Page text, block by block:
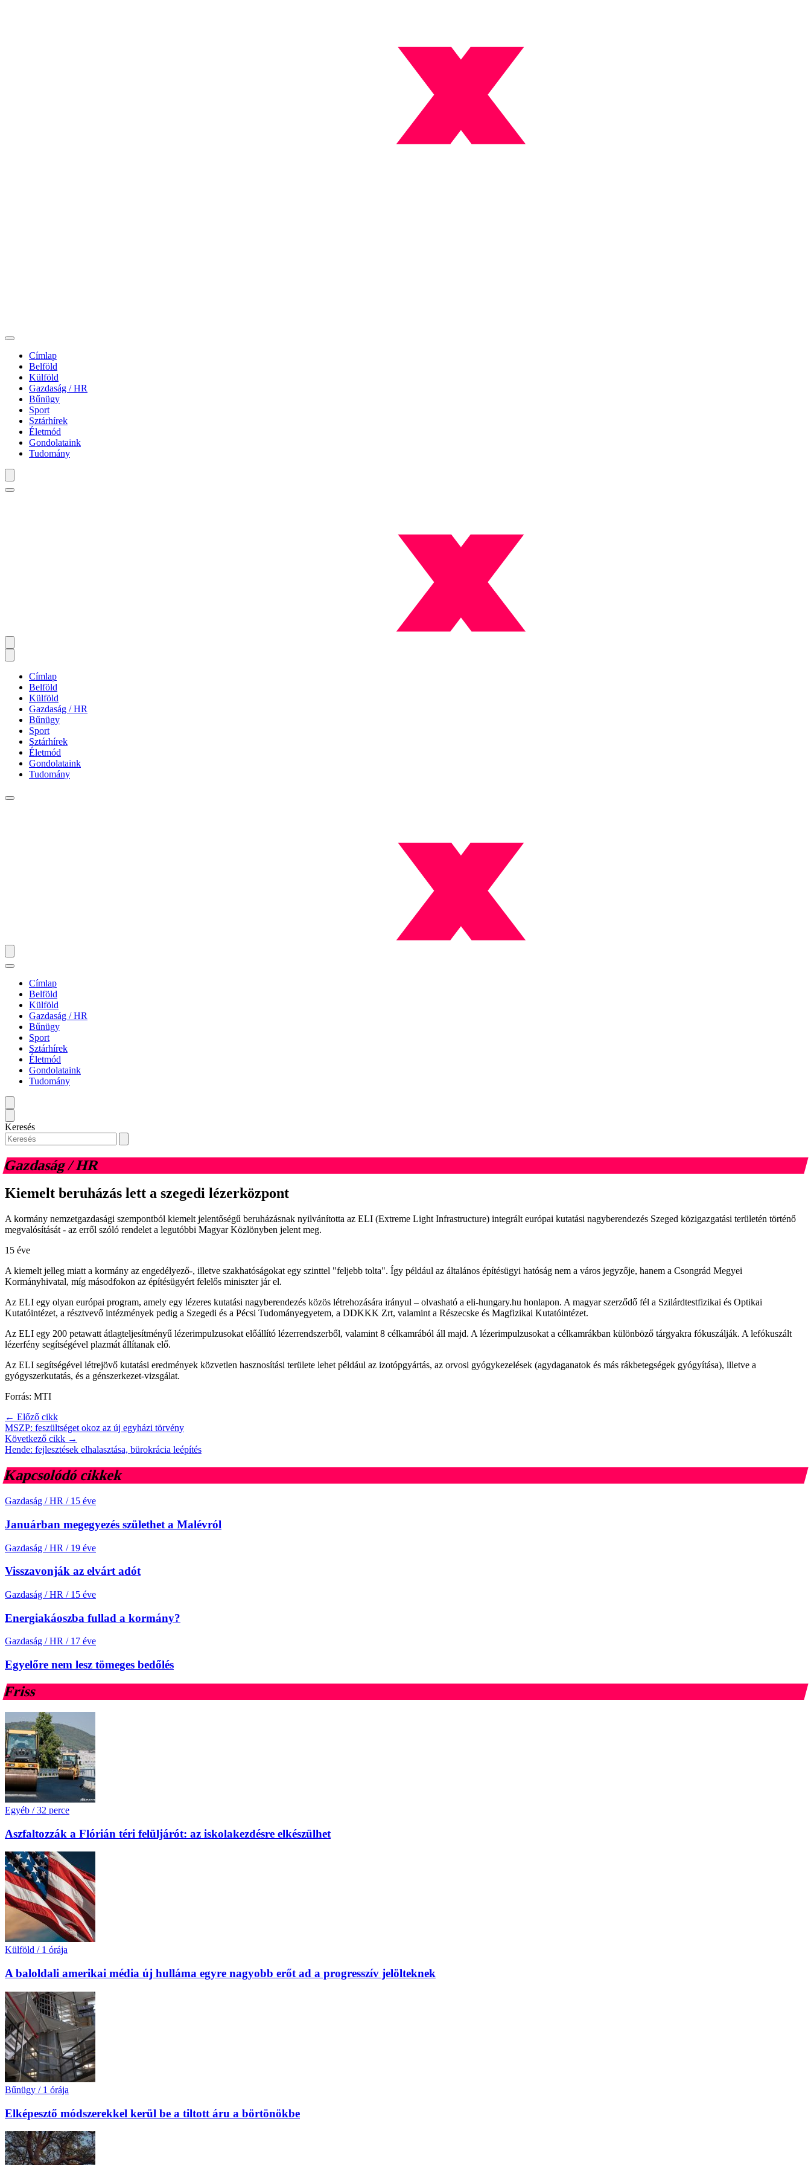
Címlap
Belföld
Külföld
Gazdaság / HR
Bűnügy
Sport
Sztárhírek
Életmód
Gondolataink
Tudomány
Címlap
Belföld
Külföld
Gazdaság / HR
Bűnügy
Sport
Sztárhírek
Életmód
Gondolataink
Tudomány
Címlap
Belföld
Külföld
Gazdaság / HR
Bűnügy
Sport
Sztárhírek
Életmód
Gondolataink
Tudomány
Keresés
Gazdaság / HR
Kiemelt beruházás lett a szegedi lézerközpont
A kormány nemzetgazdasági szempontból kiemelt jelentőségű beruházásnak nyilvánította az ELI (Extreme Light Infrastructure) integrált európai kutatási nagyberendezés Szeged közigazgatási területén történő
megvalósítását - az erről szóló rendelet a legutóbbi Magyar Közlönyben jelent meg.
15 éve
A kiemelt jelleg miatt a kormány az engedélyező-, illetve szakhatóságokat egy szinttel "feljebb tolta". Így például az általános építésügyi hatóság nem a város jegyzője, hanem a Csongrád Megyei
Kormányhivatal, míg másodfokon az építésügyért felelős miniszter jár el.
Az ELI egy olyan európai program, amely egy lézeres kutatási nagyberendezés közös létrehozására irányul – olvasható a eli-hungary.hu honlapon. A magyar szerződő fél a Szilárdtestfizikai és Optikai
Kutatóintézet, a résztvevő intézmények pedig a Szegedi és a Pécsi Tudományegyetem, a DDKKK Zrt, valamint a Részecske és Magfizikai Kutatóintézet.
Az ELI egy 200 petawatt átlagteljesítményű lézerimpulzusokat előállító lézerrendszerből, valamint 8 célkamrából áll majd. A lézerimpulzusokat a célkamrákban különböző tárgyakra fókuszálják. A lefókuszált
lézerfény segítségével plazmát állítanak elő.
Az ELI segítségével létrejövő kutatási eredmények közvetlen hasznosítási területe lehet például az izotópgyártás, az orvosi gyógykezelések (agydaganatok és más rákbetegségek gyógyítása), illetve a
gyógyszerkutatás, és a génszerkezet-vizsgálat.
Forrás: MTI
← Előző cikk
MSZP: feszültséget okoz az új egyházi törvény
Következő cikk →
Hende: fejlesztések elhalasztása, bürokrácia leépítés
Kapcsolódó cikkek
Gazdaság / HR / 15 éve
Januárban megegyezés születhet a Malévról
Gazdaság / HR / 19 éve
Visszavonják az elvárt adót
Gazdaság / HR / 15 éve
Energiakáoszba fullad a kormány?
Gazdaság / HR / 17 éve
Egyelőre nem lesz tömeges bedőlés
Friss
Egyéb / 32 perce
Aszfaltozzák a Flórián téri felüljárót: az iskolakezdésre elkészülhet
Külföld / 1 órája
A baloldali amerikai média új hulláma egyre nagyobb erőt ad a progresszív jelölteknek
Bűnügy / 1 órája
Elképesztő módszerekkel kerül be a tiltott áru a börtönökbe